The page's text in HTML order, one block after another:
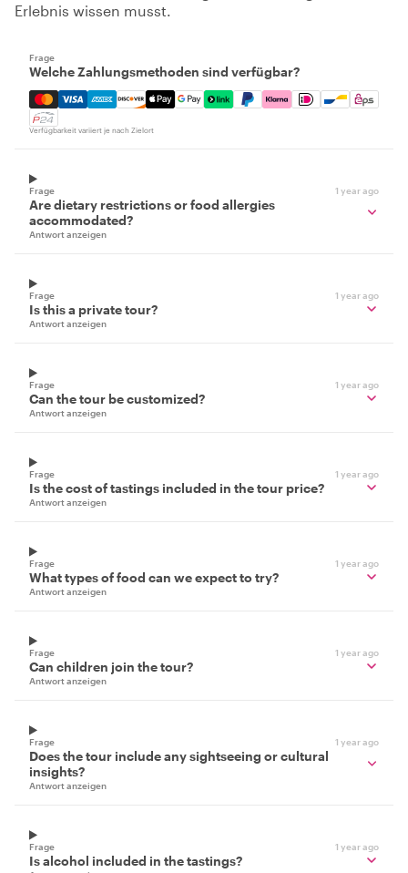
Erlebnis wissen musst.
Frage
Welche Zahlungsmethoden sind verfügbar?
Mastercard, Visa, Amex, Discover, Apple Pay, Google
Verfügbarkeit variiert je nach Zielort
Frage 1 year ago
Are dietary restrictions or food allergies
accommodated?
Antwort anzeigen
Frage 1 year ago
Is this a private tour?
Antwort anzeigen
Frage 1 year ago
Can the tour be customized?
Antwort anzeigen
Frage 1 year ago
Is the cost of tastings included in the tour price?
Antwort anzeigen
Frage 1 year ago
What types of food can we expect to try?
Antwort anzeigen
Frage 1 year ago
Can children join the tour?
Antwort anzeigen
Frage 1 year ago
Does the tour include any sightseeing or cultural
insights?
Antwort anzeigen
Frage 1 year ago
Is alcohol included in the tastings?